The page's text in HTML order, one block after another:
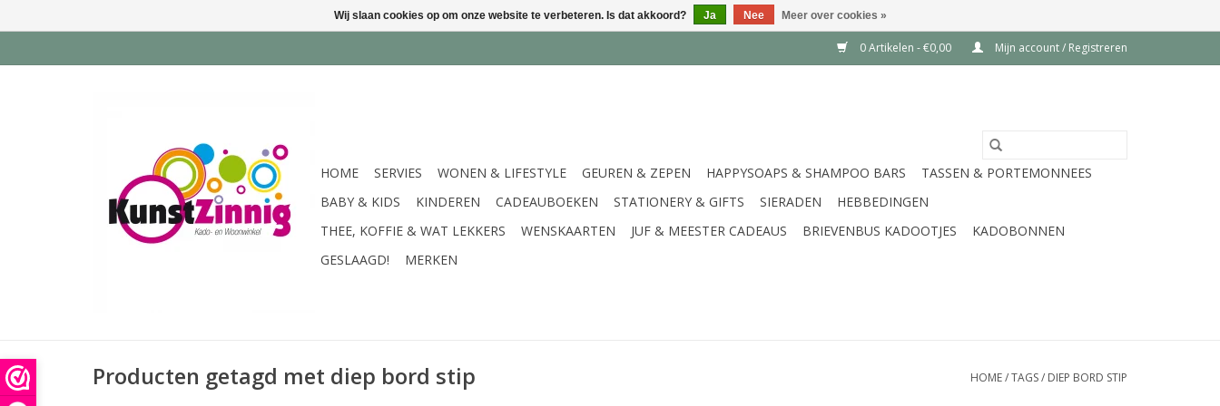
0 Artikelen - €0,00 Mijn account / Registreren
HOME SERVIES WONEN & LIFESTYLE GEUREN & ZEPEN HAPPYSOAPS & SHAMPOO BARS
TASSEN & PORTEMONNEES
BABY & KIDS
KINDEREN CADEAUBOEKEN STATIONERY & GIFTS SIERADEN
HEBBEDINGEN
THEE, KOFFIE & WAT LEKKERS
WENSKAARTEN JUF & MEESTER CADEAUS BRIEVENBUS KADOOTJES
KADOBONNEN
GESLAAGD!
MERKEN
Producten getagd met diep bord stip HOME/TAGS/ DIEP BORD STIP
Wij slaan cookies op om onze website te verbeteren. Is dat akkoord? Ja Nee Meer over cookies »